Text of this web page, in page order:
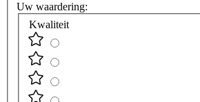
Uw waardering:
Kwaliteit